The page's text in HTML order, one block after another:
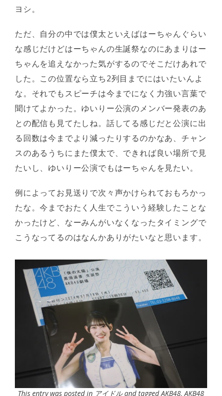
ヨシ。
ただ、自分の中では僕太といえばはーちゃんぐらい
な感じだけどはーちゃんの生誕祭なのにあまりはー
ちゃんを追えなかった気がするのでそこだけあれで
した。この位置なら立ち2列目までにはいたいんよ
な。それでもスピーチは今までになく力強い言葉で
聞けてよかった。ゆいりー公演のメンバー発表のあ
との配信も見てたしね。話してる感じだと公演に出
る回数は今までより減ったりするのかなあ、チャン
スのあるうちにまた僕太で、できれば良い場所で見
たいし、ゆいりー公演でもはーちゃんを見たい。
例によってお見送りで次々声かけられておもろかっ
たな。今までおたく人生でこういう経験したことな
かったけど、なーみんがいなくなったタイミングで
こうなってるのはなんかありがたいなと思います。
This entry was posted in アイドルand taggedAKB48,AKB48